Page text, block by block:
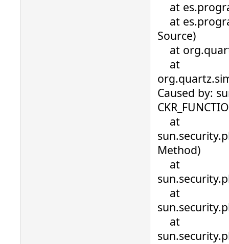
at
at
Source)
at
at
Caused by:
at
Method)
at
at
at